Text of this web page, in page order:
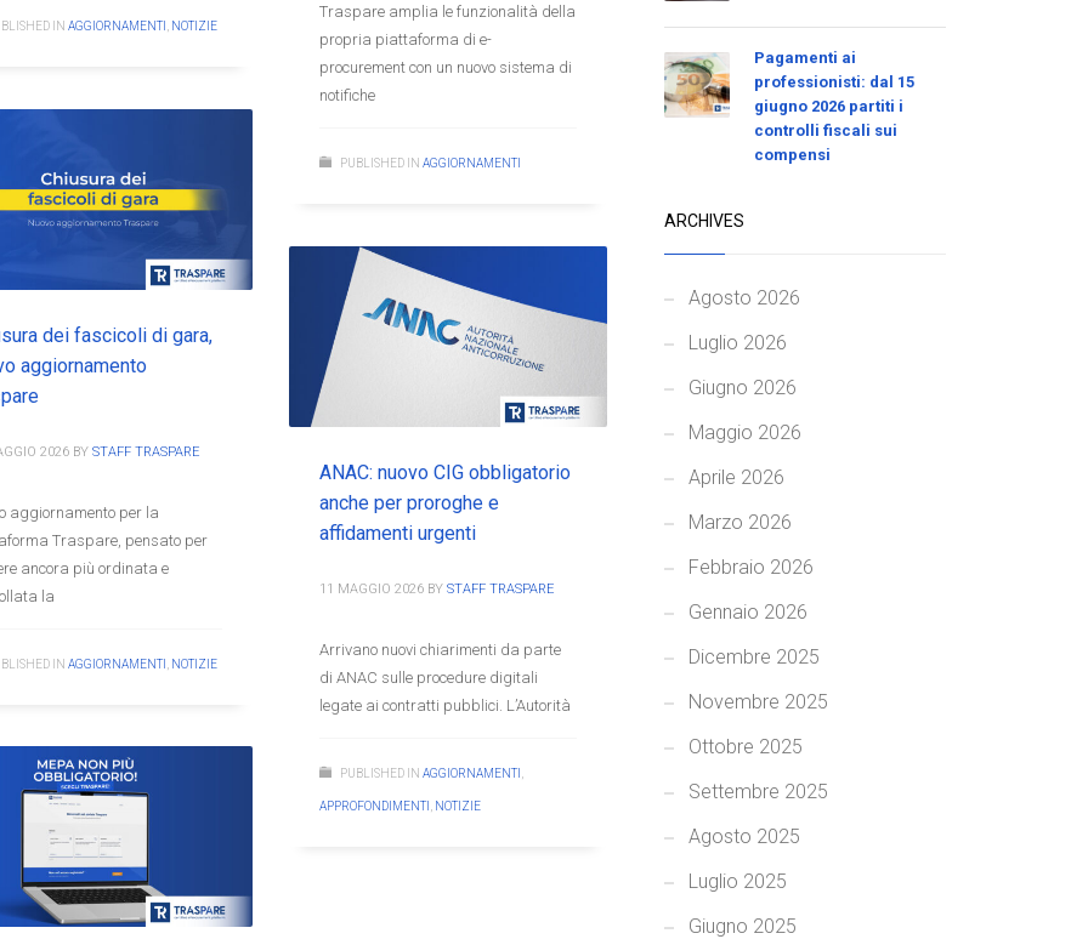
IN AGGIORNAMENTI NOTIZIE
Traspare amplia le funzionalità della
propria piattaforma di e-
procurement con un nuovo sistema di
notifiche
PUBLISHED IN AGGIORNAMENTI
dei fascicoli di gara,
aggiornamento
2026 BY STAFF TRASPARE
aggiornamento per la
Traspare, pensato per
ancora più ordinata e
la
IN AGGIORNAMENTI NOTIZIE
ANAC: nuovo CIG obbligatorio
anche per proroghe e
affidamenti urgenti
11 MAGGIO 2026 BY STAFF TRASPARE
Arrivano nuovi chiarimenti da parte
di ANAC sulle procedure digitali
legate ai contratti pubblici. L’Autorità
PUBLISHED IN AGGIORNAMENTI
APPROFONDIMENTI NOTIZIE
Pagamenti ai
professionisti: dal 15
giugno 2026 partiti i
controlli fiscali sui
compensi
ARCHIVES
Agosto 2026
Luglio 2026
Giugno 2026
Maggio 2026
Aprile 2026
Marzo 2026
Febbraio 2026
Gennaio 2026
Dicembre 2025
Novembre 2025
Ottobre 2025
Settembre 2025
Agosto 2025
Luglio 2025
Giugno 2025